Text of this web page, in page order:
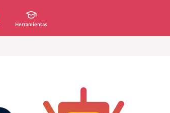
Herramientas